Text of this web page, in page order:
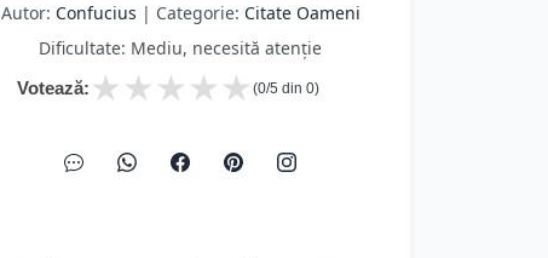
Autor: Confucius | Categorie: Citate Oameni
Dificultate: Mediu, necesită atenție
Votează: ★
★
★
★
★ (0/5 din 0)